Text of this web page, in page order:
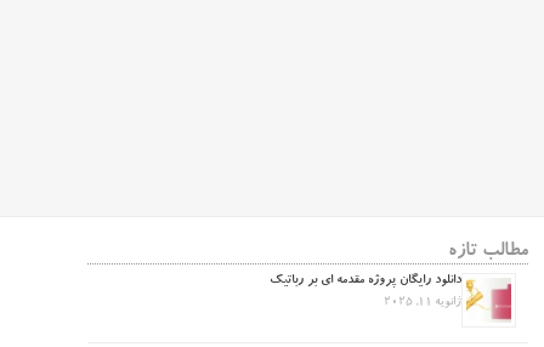
مطالب تازه
دانلود رایگان پروژه مقدمه ای بر رباتیک
ژانویه 11, 2025